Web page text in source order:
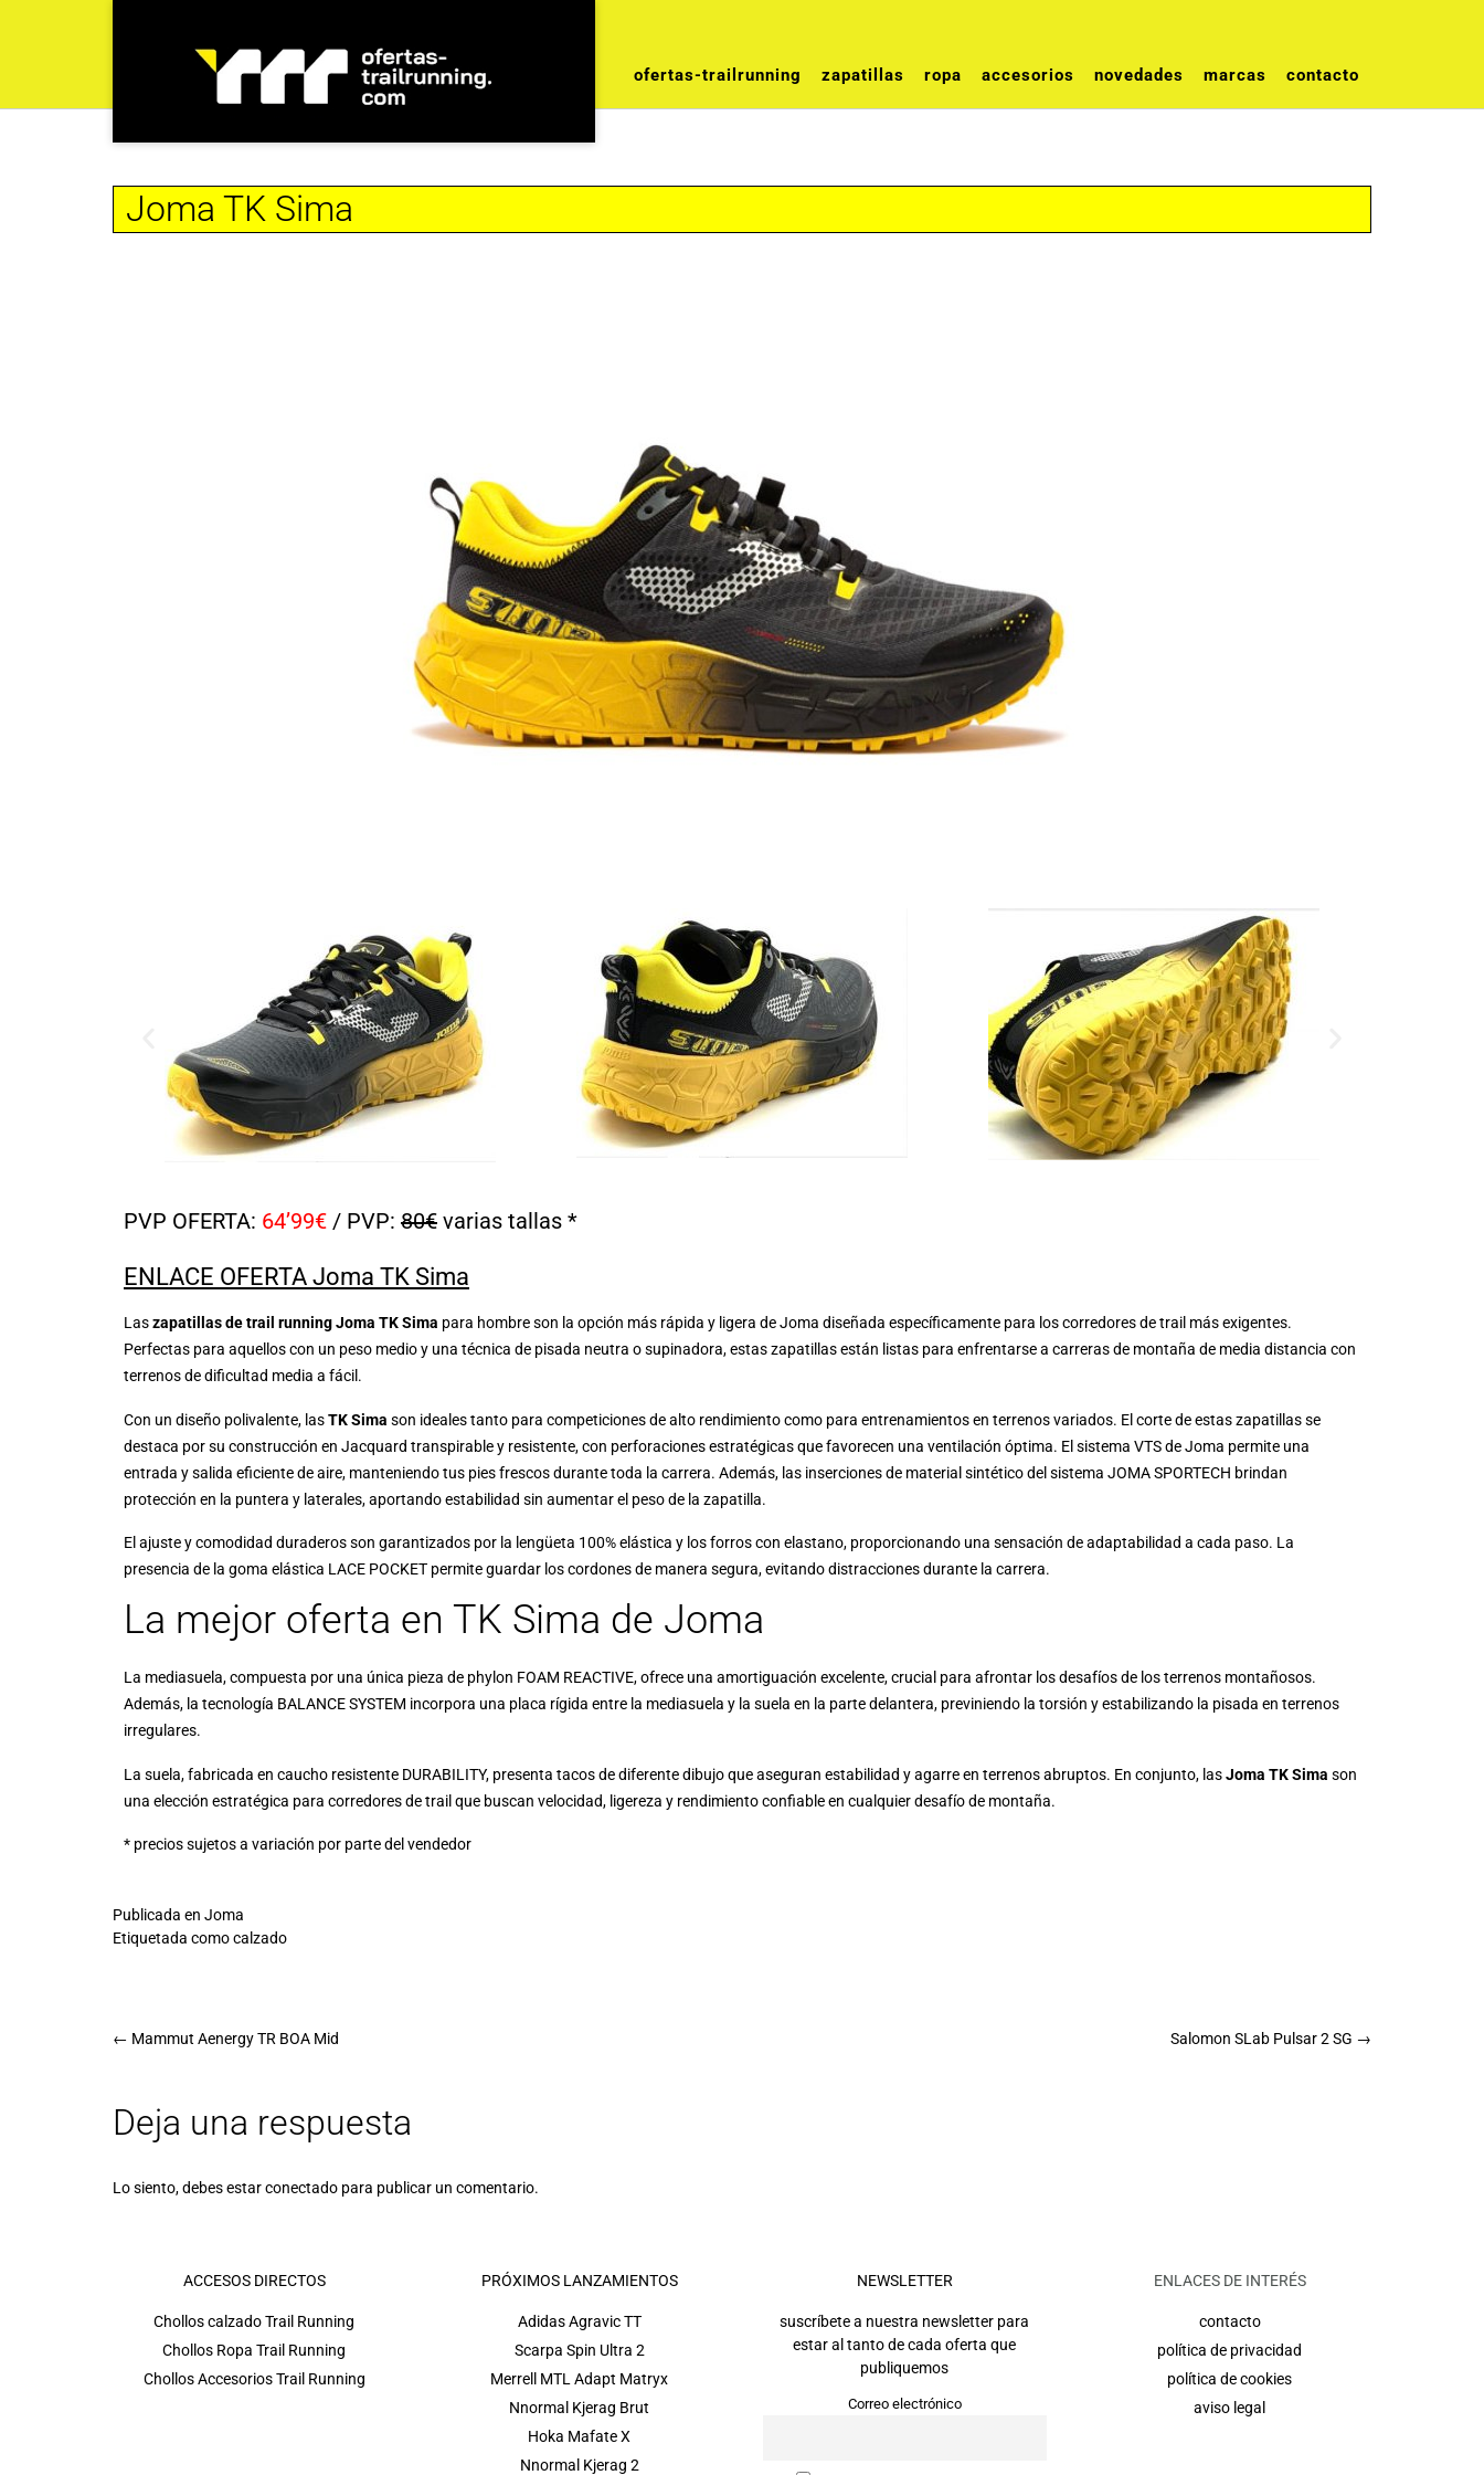
ofertas-trailrunning zapatillas ropa accesorios novedades marcas contacto
Joma TK Sima
PVP OFERTA: 64’99€ / PVP: 80€ varias tallas *
ENLACE OFERTA Joma TK Sima
Laszapatillas de trail running Joma TK Sima para hombre son la opción más rápida y ligera de Joma diseñada específicamente para los corredores de trail más exigentes.
Perfectas para aquellos con un peso medio y una técnica de pisada neutra o supinadora, estas zapatillas están listas para enfrentarse a carreras de montaña de media distancia con
terrenos de dificultad media a fácil.
Con un diseño polivalente, lasTK Sima son ideales tanto para competiciones de alto rendimiento como para entrenamientos en terrenos variados. El corte de estas zapatillas se
destaca por su construcción en Jacquard transpirable y resistente, con perforaciones estratégicas que favorecen una ventilación óptima. El sistema VTS de Joma permite una
entrada y salida eficiente de aire, manteniendo tus pies frescos durante toda la carrera. Además, las inserciones de material sintético del sistema JOMA SPORTECH brindan
protección en la puntera y laterales, aportando estabilidad sin aumentar el peso de la zapatilla.
El ajuste y comodidad duraderos son garantizados por la lengüeta 100% elástica y los forros con elastano, proporcionando una sensación de adaptabilidad a cada paso. La
presencia de la goma elástica LACE POCKET permite guardar los cordones de manera segura, evitando distracciones durante la carrera.
La mejor oferta en TK Sima de Joma
La mediasuela, compuesta por una única pieza de phylon FOAM REACTIVE, ofrece una amortiguación excelente, crucial para afrontar los desafíos de los terrenos montañosos.
Además, la tecnología BALANCE SYSTEM incorpora una placa rígida entre la mediasuela y la suela en la parte delantera, previniendo la torsión y estabilizando la pisada en terrenos
irregulares.
La suela, fabricada en caucho resistente DURABILITY, presenta tacos de diferente dibujo que aseguran estabilidad y agarre en terrenos abruptos. En conjunto, lasJoma TK Sima son
una elección estratégica para corredores de trail que buscan velocidad, ligereza y rendimiento confiable en cualquier desafío de montaña.
* precios sujetos a variación por parte del vendedor
Publicada en Joma
Etiquetada comocalzado
Salomon SLab Pulsar 2 SG →
← Mammut Aenergy TR BOA Mid
Deja una respuesta
Lo siento, debes estarconectado para publicar un comentario.
ACCESOS DIRECTOS
Chollos calzado Trail Running
Chollos Ropa Trail Running
Chollos Accesorios Trail Running
PRÓXIMOS LANZAMIENTOS
Adidas Agravic TT
Scarpa Spin Ultra 2
Merrell MTL Adapt Matryx
Nnormal Kjerag Brut
Hoka Mafate X
Nnormal Kjerag 2
NEWSLETTER
suscríbete a nuestra newsletter para
estar al tanto de cada oferta que
publiquemos
Correo electrónico
ENLACES DE INTERÉS
contacto
política de privacidad
política de cookies
aviso legal